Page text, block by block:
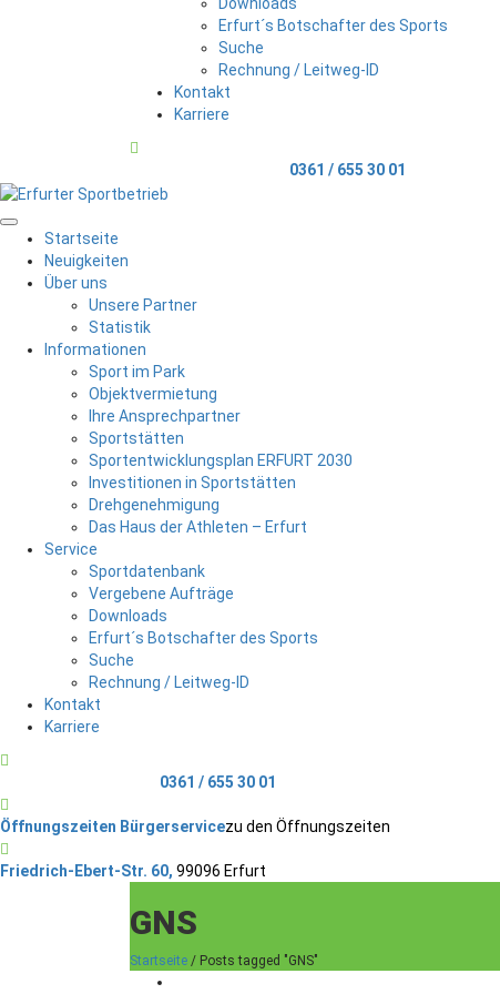
Downloads
Erfurt´s Botschafter des Sports
Suche
Rechnung / Leitweg-ID
Kontakt
Karriere
0361 / 655 30 01
MenuStartseite
Neuigkeiten
Über uns
Unsere Partner
Statistik
Informationen
Sport im Park
Objektvermietung
Ihre Ansprechpartner
Sportstätten
Sportentwicklungsplan ERFURT 2030
Investitionen in Sportstätten
Drehgenehmigung
Das Haus der Athleten – Erfurt
Service
Sportdatenbank
Vergebene Aufträge
Downloads
Erfurt´s Botschafter des Sports
Suche
Rechnung / Leitweg-ID
Kontakt
Karriere
0361 / 655 30 01
Öffnungszeiten Bürgerservicezu den Öffnungszeiten
Friedrich-Ebert-Str. 60, 99096 Erfurt
GNS
Startseite / Posts tagged "GNS"